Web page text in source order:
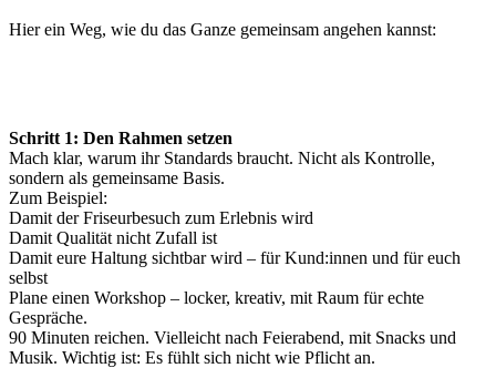
Hier ein Weg, wie du das Ganze gemeinsam angehen kannst:
Schritt 1: Den Rahmen setzen
Mach klar, warum ihr Standards braucht. Nicht als Kontrolle,
sondern als gemeinsame Basis.
Zum Beispiel:
Damit der Friseurbesuch zum Erlebnis wird
Damit Qualität nicht Zufall ist
Damit eure Haltung sichtbar wird – für Kund:innen und für euch
selbst
Plane einen Workshop – locker, kreativ, mit Raum für echte
Gespräche.
90 Minuten reichen. Vielleicht nach Feierabend, mit Snacks und
Musik. Wichtig ist: Es fühlt sich nicht wie Pflicht an.